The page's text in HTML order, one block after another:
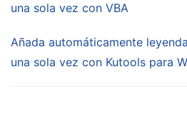
una sola vez con VBA
Añada automáticamente
una sola vez con Kutools para